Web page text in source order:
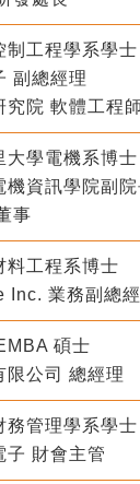
制工程學系學士
副總經理
究院 軟體工程師
大學電機系博士
機資訊學院副
事
料工程系博士
Inc. 業務副總
碩士
限公司 總經理
務管理學系學士
子 財會主管